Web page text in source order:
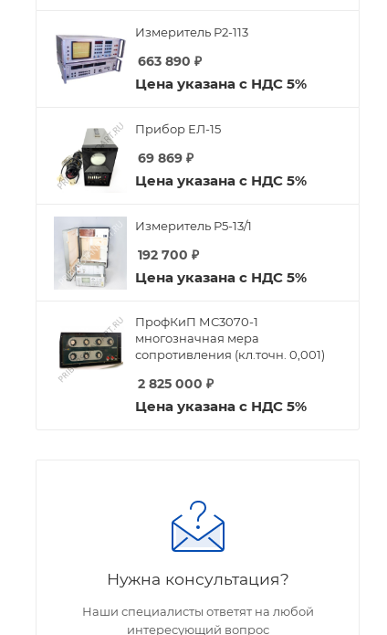
Измеритель Р2-113
663 890 ₽
Цена указана с НДС 5%
Прибор ЕЛ-15
69 869 ₽
Цена указана с НДС 5%
Измеритель Р5-13/1
192 700 ₽
Цена указана с НДС 5%
ПрофКиП МС3070-1
многозначная мера
сопротивления (кл.точн. 0,001)
2 825 000 ₽
Цена указана с НДС 5%
Нужна консультация?
Наши специалисты ответят на любой
интересующий вопрос